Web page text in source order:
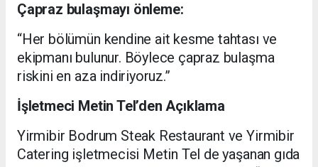
Çapraz bulaşmayı önleme:
“Her bölümün kendine ait kesme tahtası ve
ekipmanı bulunur. Böylece çapraz bulaşma
riskini en aza indiriyoruz.”
İşletmeci Metin Tel’den Açıklama
Yirmibir Bodrum Steak Restaurant ve Yirmibir
Catering işletmecisi Metin Tel de yaşanan gıda